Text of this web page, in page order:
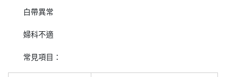
白帶異常
婦科不適
常見項目：